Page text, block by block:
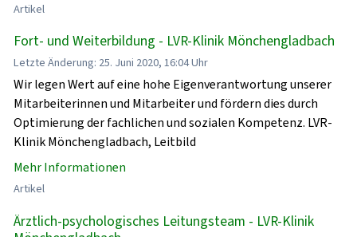
Artikel
Fort- und Weiterbildung - LVR-Klinik Mönchengladbach
Letzte Änderung: 25. Juni 2020, 16:04 Uhr
Wir legen Wert auf eine hohe Eigenverantwortung unserer
Mitarbeiterinnen und Mitarbeiter und fördern dies durch
Optimierung der fachlichen und sozialen Kompetenz. LVR-
Klinik Mönchengladbach, Leitbild
Mehr Informationen
Artikel
Ärztlich-psychologisches Leitungsteam - LVR-Klinik